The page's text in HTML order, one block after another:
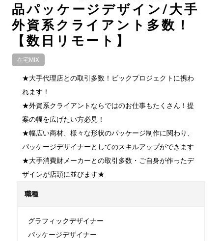
品パッケージデザイン/大手
外資系クライアント多数！
【数日リモート】
在宅MIX
★大手代理店との取引多数！ビックプロジェクトに携わ
れます！
★外資系クライアントならではのお仕事もたくさん！提
案の幅を広げたい方必見！
★幅広い商材、様々な形状のパッケージ制作に関わり、
パッケージデザイナーとしてのスキルアップができます
★大手消費財メーカーとの取引多数・ご自身が作ったデ
ザインが店頭に並びます★
職種
グラフィックデザイナー
パッケージデザイナー